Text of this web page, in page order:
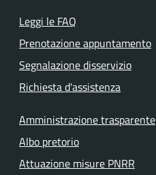
Leggi le FAQ
Prenotazione appuntamento
Segnalazione disservizio
Richiesta d'assistenza
Amministrazione trasparente
Albo pretorio
Attuazione misure PNRR